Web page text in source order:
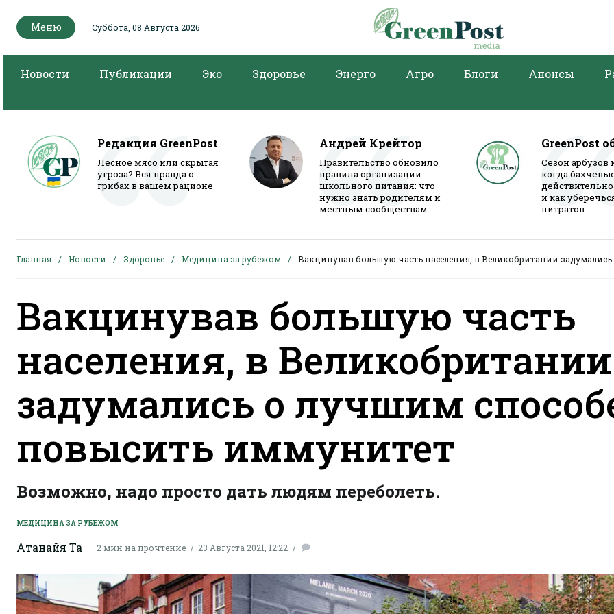
Меню Суббота, 08 Августа 2026
Новости Публикации Эко Здоровье Энерго Агро Блоги Анонсы
Редакция GreenPost
Лесное мясо или скрытая
угроза? Вся правда о
грибах в вашем рационе
Андрей Крейтор
Правительство обновило
правила организации
школьного питания: что
нужно знать родителям и
местным сообществам
GreenPost
Сезон арбузов
когда
и как
нитратов
Главная Новости Здоровье Медицина за рубежом Вакцинував большую часть населения, в Великобритании
Вакцинував большую часть
населения, в Великобритании
задумались о лучшим
повысить иммунитет
Возможно, надо просто дать людям переболеть.
МЕДИЦИНА ЗА РУБЕЖОМ
Атанайя Та 2 мин на прочтение 23 Августа 2021, 12:22